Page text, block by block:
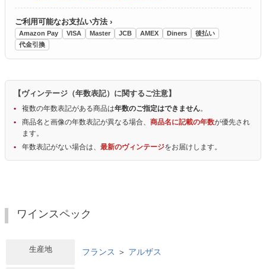
ご利用可能なお支払い方法 ›
Amazon Pay VISA Master JCB AMEX Diners
後払い
代金引換
【ヴィンテージ（年数表記）に関するご注意】
複数の年数表記がある商品は年数のご指定はできません。
商品名と画像の年数表記が異なる場合、 商品名に記載の年数が優先され
ます。
年数表記がない場合は、 最新のヴィンテージをお届けします。
ワインスペック
生産地 フランス ＞ アルザス